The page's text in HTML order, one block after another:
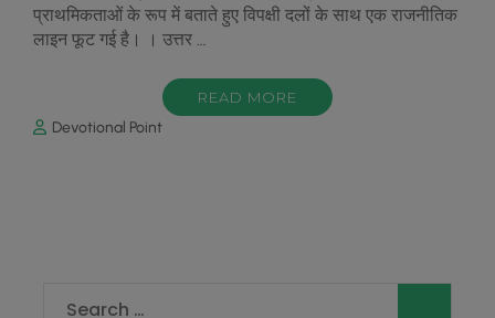
प्राथमिकताओं के रूप में बताते हुए विपक्षी दलों के साथ एक राजनीतिक
लाइन फूट गई है। । उत्तर …
READ MORE
Devotional Point